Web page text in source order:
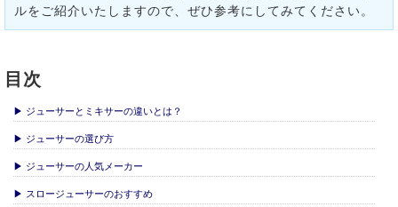
ルをご紹介いたしますので、ぜひ参考にしてみてください。
目次
▶ ジューサーとミキサーの違いとは？
▶ ジューサーの選び方
▶ ジューサーの人気メーカー
▶ スロージューサーのおすすめ